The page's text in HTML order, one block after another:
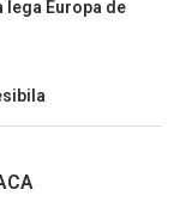
lega Europa de